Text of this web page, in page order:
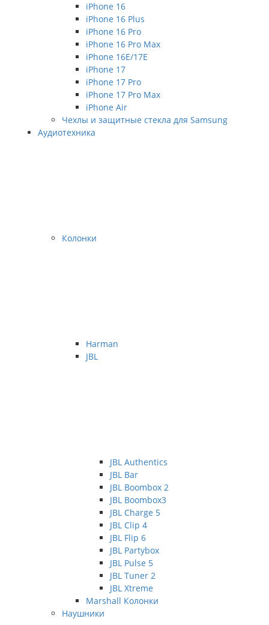
iPhone 16
iPhone 16 Plus
iPhone 16 Pro
iPhone 16 Pro Max
iPhone 16E/17E
iPhone 17
iPhone 17 Pro
iPhone 17 Pro Max
iPhone Air
Чехлы и защитные стекла для Samsung
Аудиотехника
Колонки
Harman
JBL
JBL Authentics
JBL Bar
JBL Boombox 2
JBL Boombox3
JBL Charge 5
JBL Clip 4
JBL Flip 6
JBL Partybox
JBL Pulse 5
JBL Tuner 2
JBL Xtreme
Marshall Колонки
Наушники